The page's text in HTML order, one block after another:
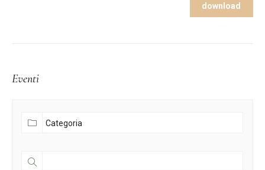
download
Eventi